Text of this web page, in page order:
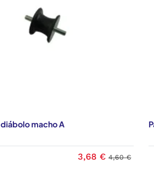
macho A
3,68 € 4,60 €